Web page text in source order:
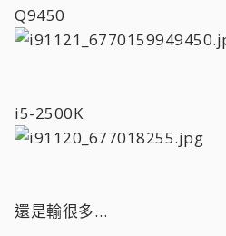
Q9450
i5-2500K
還是輸很多…